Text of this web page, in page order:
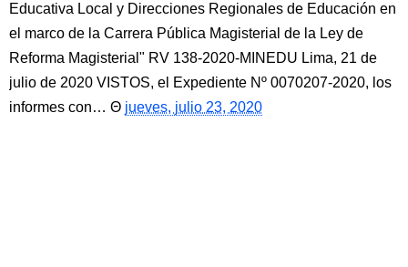
Educativa Local y Direcciones Regionales de Educación en
el marco de la Carrera Pública Magisterial de la Ley de
Reforma Magisterial" RV 138-2020-MINEDU Lima, 21 de
julio de 2020 VISTOS, el Expediente Nº 0070207-2020, los
informes con…
jueves, julio 23, 2020